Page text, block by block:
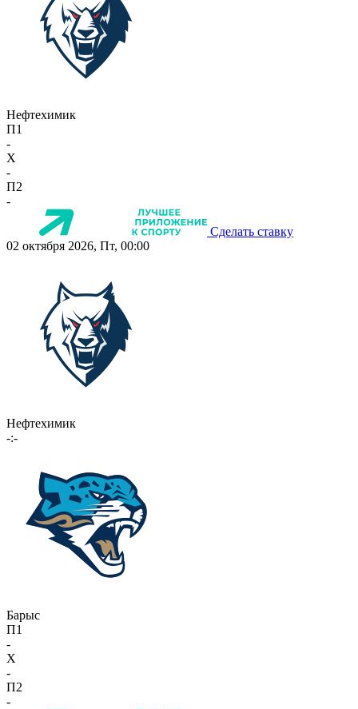
Нефтехимик
П1
-
X
-
П2
-
Сделать ставку
02 октября 2026, Пт, 00:00
Нефтехимик
-:-
Барыс
П1
-
X
-
П2
-